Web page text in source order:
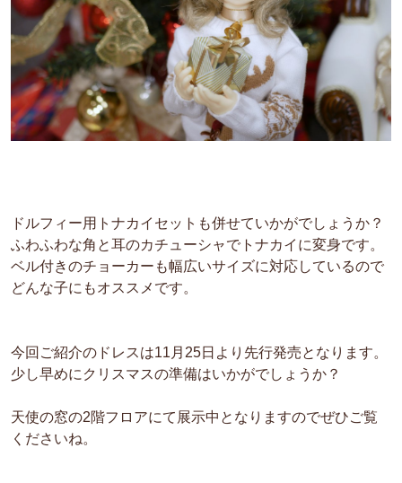
ドルフィー用トナカイセットも併せていかがでしょうか？
ふわふわな角と耳のカチューシャでトナカイに変身です。
ベル付きのチョーカーも幅広いサイズに対応しているので
どんな子にもオススメです。
今回ご紹介のドレスは11月25日より先行発売となります。
少し早めにクリスマスの準備はいかがでしょうか？
天使の窓の2階フロアにて展示中となりますのでぜひご覧
くださいね。